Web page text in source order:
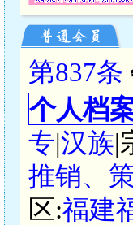
第837条
个人档
专|汉族|
推销、
区:福建